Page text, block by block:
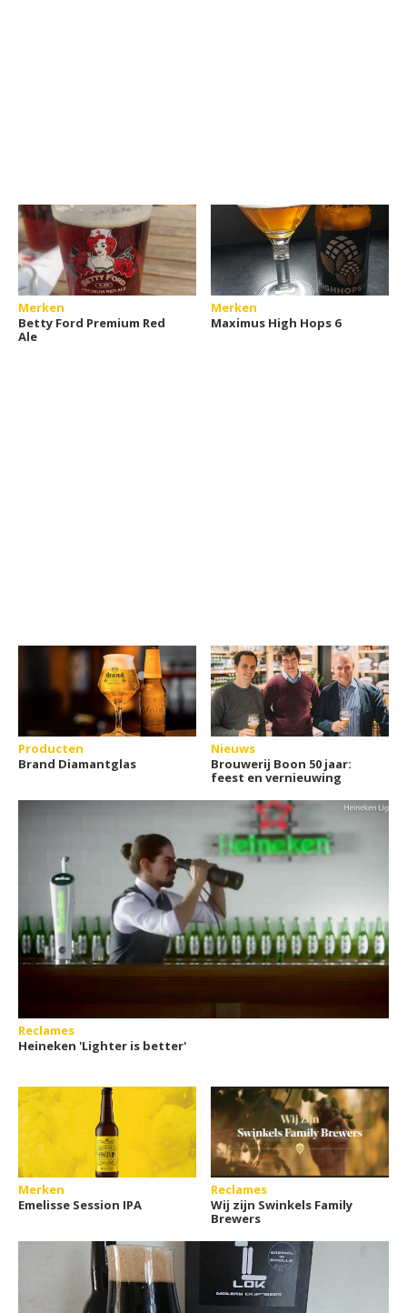
Merken
Betty Ford Premium Red
Ale
Merken
Maximus High Hops 6
Producten
Brand Diamantglas
Nieuws
Brouwerij Boon 50 jaar:
feest en vernieuwing
Reclames
Heineken 'Lighter is better'
Merken
Emelisse Session IPA
Reclames
Wij zijn Swinkels Family
Brewers